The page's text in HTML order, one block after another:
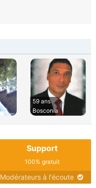
59 ans
Bosconia
Support
100% gratuit
Modérateurs à l'écoute